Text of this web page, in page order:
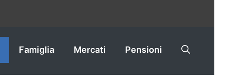
Famiglia Mercati Pensioni